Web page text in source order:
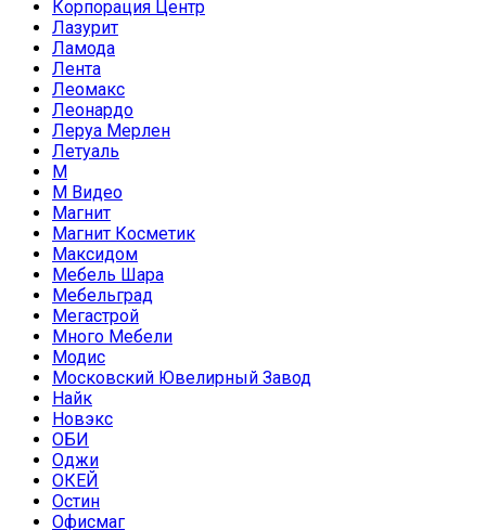
Корпорация Центр
Лазурит
Ламода
Лента
Леомакс
Леонардо
Леруа Мерлен
Летуаль
М
М Видео
Магнит
Магнит Косметик
Максидом
Мебель Шара
Мебельград
Мегастрой
Много Мебели
Модис
Московский Ювелирный Завод
Найк
Новэкс
ОБИ
Оджи
ОКЕЙ
Остин
Офисмаг